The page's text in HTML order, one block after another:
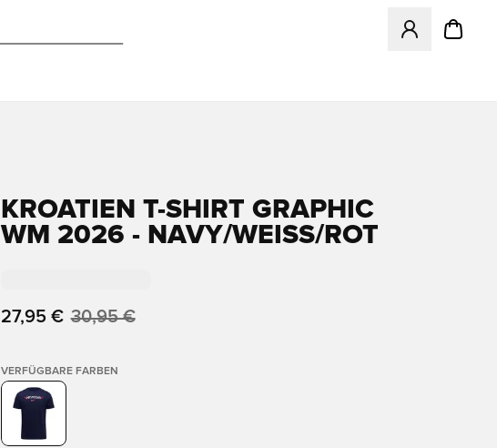
Öffnet ein
KROATIEN T-SHIRT GRAPHIC
WM 2026 - NAVY/WEISS/ROT
27,95 € 30,95 €
VERFÜGBARE FARBEN